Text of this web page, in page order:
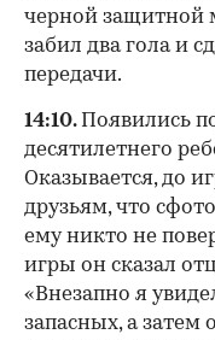
черной защитной
забил два гола и
передачи.
14:10. Появились
десятилетнего
Оказывается, до
друзьям, что
ему никто не
игры он сказал
«Внезапно я
запасных, а затем